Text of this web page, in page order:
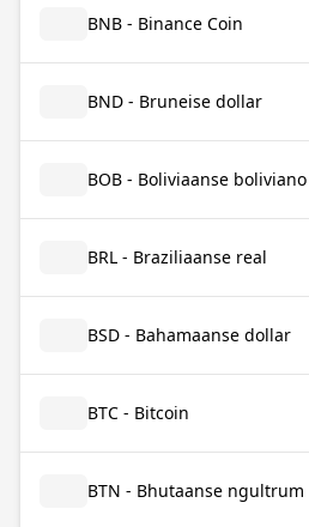
BNB - Binance Coin
BND - Bruneise dollar
BOB - Boliviaanse boliviano
BRL - Braziliaanse real
BSD - Bahamaanse dollar
BTC - Bitcoin
BTN - Bhutaanse ngultrum